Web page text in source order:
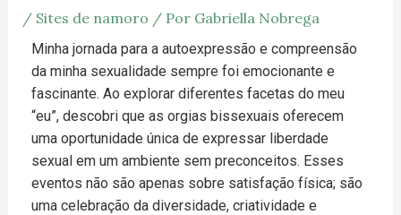
/ Sites de namoro / Por Gabriella Nobrega
Minha jornada para a autoexpressão e compreensão
da minha sexualidade sempre foi emocionante e
fascinante. Ao explorar diferentes facetas do meu
“eu”, descobri que as orgias bissexuais oferecem
uma oportunidade única de expressar liberdade
sexual em um ambiente sem preconceitos. Esses
eventos não são apenas sobre satisfação física; são
uma celebração da diversidade, criatividade e